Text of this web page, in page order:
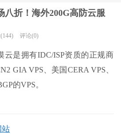
八折！海外200G高防云服
评论(0)
云是拥有IDC/ISP资质的正规商
GIA VPS、美国CERA VPS、
的VPS。
站